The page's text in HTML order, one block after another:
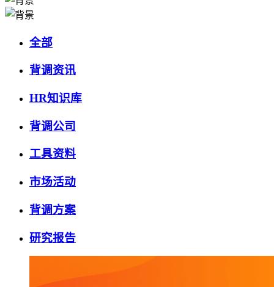
全部
背调资讯
HR知识库
背调公司
工具资料
市场活动
背调方案
研究报告